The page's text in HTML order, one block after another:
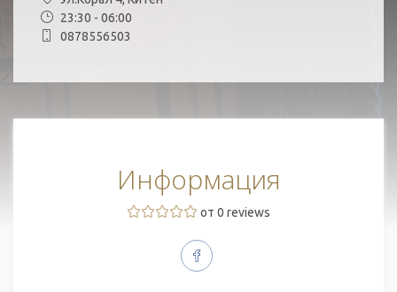
23:30 - 06:00
0878556503
Информация
от 0 reviews